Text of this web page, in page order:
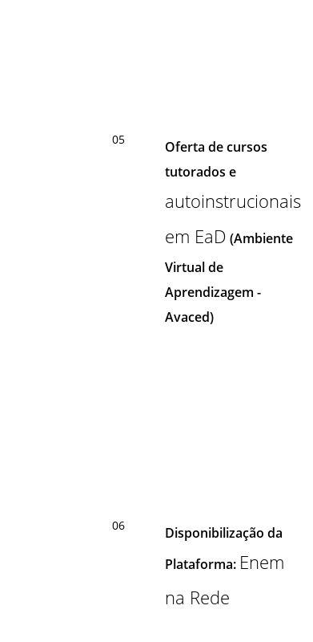
05
Oferta de cursos
tutorados e
autoinstrucionais
em EaD (Ambiente
Virtual de
Aprendizagem -
Avaced)
06
Disponibilização da
Plataforma: Enem
na Rede